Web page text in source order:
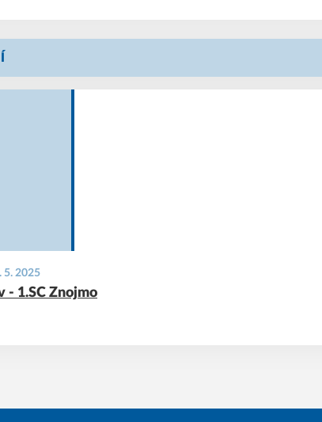
5. 2025
- 1.SC Znojmo